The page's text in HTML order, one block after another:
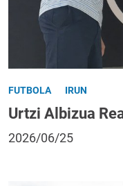
FUTBOLA IRUN
Urtzi Albizua
2026/06/25